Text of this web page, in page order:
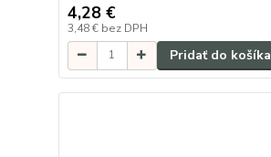
4,28 €
3,48 € bez DPH
Pridať do košíka